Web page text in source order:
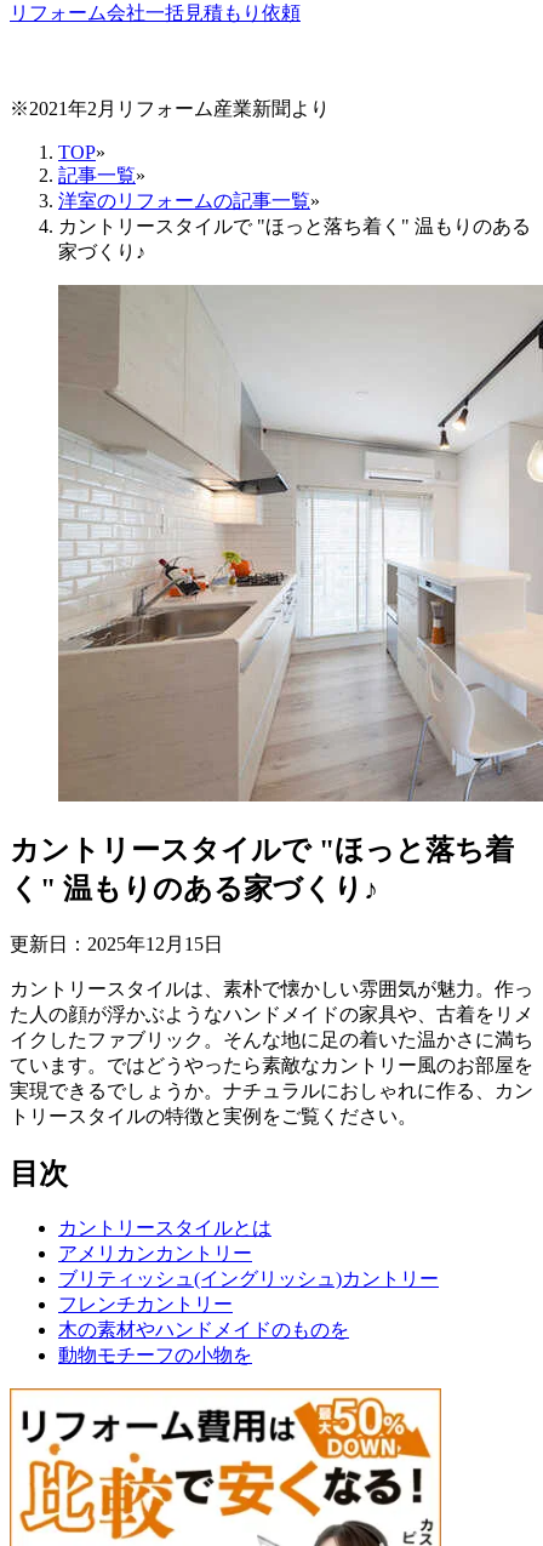
リフォーム会社一括見積もり依頼
※2021年2月リフォーム産業新聞より
TOP»
記事一覧»
洋室のリフォームの記事一覧»
カントリースタイルで "ほっと落ち着く" 温もりのある
家づくり♪
カントリースタイルで "ほっと落ち着
く" 温もりのある家づくり♪
更新日： 2025年12 月 15日
カントリースタイルは、素朴で懐かしい雰囲気が魅力。作っ
た人の顔が浮かぶようなハンドメイドの家具や、古着をリメ
イクしたファブリック。そんな地に足の着いた温かさに満ち
ています。ではどうやったら素敵なカントリー風のお部屋を
実現できるでしょうか。ナチュラルにおしゃれに作る、カン
トリースタイルの特徴と実例をご覧ください。
目次
カントリースタイルとは
アメリカンカントリー
ブリティッシュ(イングリッシュ)カントリー
フレンチカントリー
木の素材やハンドメイドのものを
動物モチーフの小物を